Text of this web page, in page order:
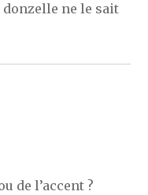
donzelle ne le sait
de l’accent ?